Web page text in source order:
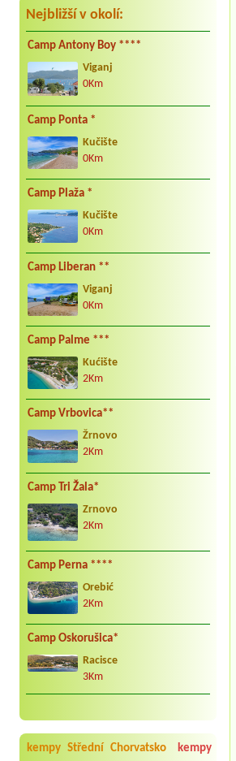
Nejbližší v okolí:
Camp Antony Boy ****
Viganj
0Km
Camp Ponta *
Kučište
0Km
Camp Plaža *
Kučište
0Km
Camp Liberan **
Viganj
0Km
Camp Palme ***
Kućište
2Km
Camp Vrbovica**
Žrnovo
2Km
Camp Tri Žala*
Zrnovo
2Km
Camp Perna ****
Orebić
2Km
Camp Oskorušica*
Racisce
3Km
kempy Střední Chorvatsko
kempy